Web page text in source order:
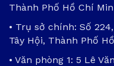
Thành Phố Hồ Chí
• Trụ sở chính: Số
Tây Hội, Thành Phố
• Văn phòng 1: 5 Lê